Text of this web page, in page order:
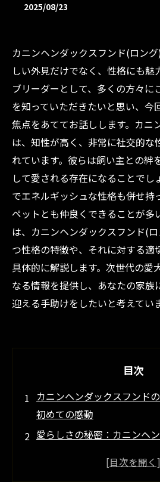
2025/08/23
カニンヘンダックスフンド(ロン
しい外見だけでなく、性格にも魅
ブリーダーとして、多くの方々に
を知っていただきたいと思い、今
焦点をあててお話しします。カニ
は、知性が高く、非常に社交的な
れています。彼らは飼い主との絆
して愛される存在になることでし
でエネルギッシュな性格も併せ持
ペットとも仲良くできることが多
は、カニンヘンダックスフンド(
つ性格の特徴や、それに対する適
具体的に解説します。次世代の愛
なる情報を提供し、あなたの家族
迎える手助けをしたいと考えてい
目次
カニンヘンダックスフンド
初めての感動
愛らしさの秘密：カニンヘ
知性と社交性を持つカニン